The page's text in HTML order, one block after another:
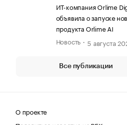
ИТ-компания Orlime
объявила о запуске
продукта Orlime AI
Новость
5 августа
Все публикации
О проекте